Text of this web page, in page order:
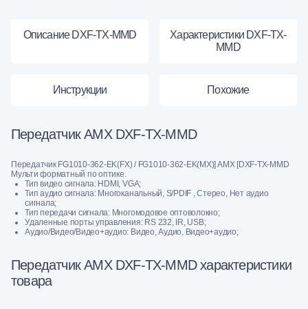
Описание DXF-TX-MMD
Характеристики DXF-TX-
MMD
Инструкции Похожие
Передатчик AMX DXF-TX-MMD
Передатчик FG1010-362-EK(FX) / FG1010-362-EK(MX)] AMX [DXF-TX-MMD
Мульти форматный по оптике.
Тип видео сигнала: HDMI, VGA;
Тип аудио сигнала: Многоканальный, S/PDIF , Стерео, Нет аудио
сигнала;
Тип передачи сигнала: Многомодовое оптоволокно;
Удаленные порты управления: RS 232, IR, USB;
Аудио/Видео/Видео+аудио: Видео, Аудио, Видео+аудио;
Передатчик AMX DXF-TX-MMD характеристики
товара